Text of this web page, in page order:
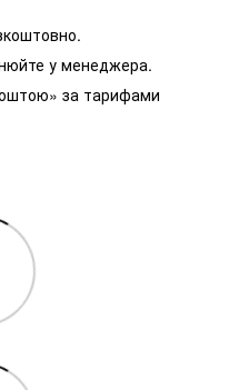
у менеджера.
за тарифами